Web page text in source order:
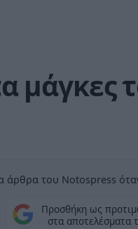
μάγκες
άρθρα του Notospress
Προσθήκη ως
στα αποτελέσματα